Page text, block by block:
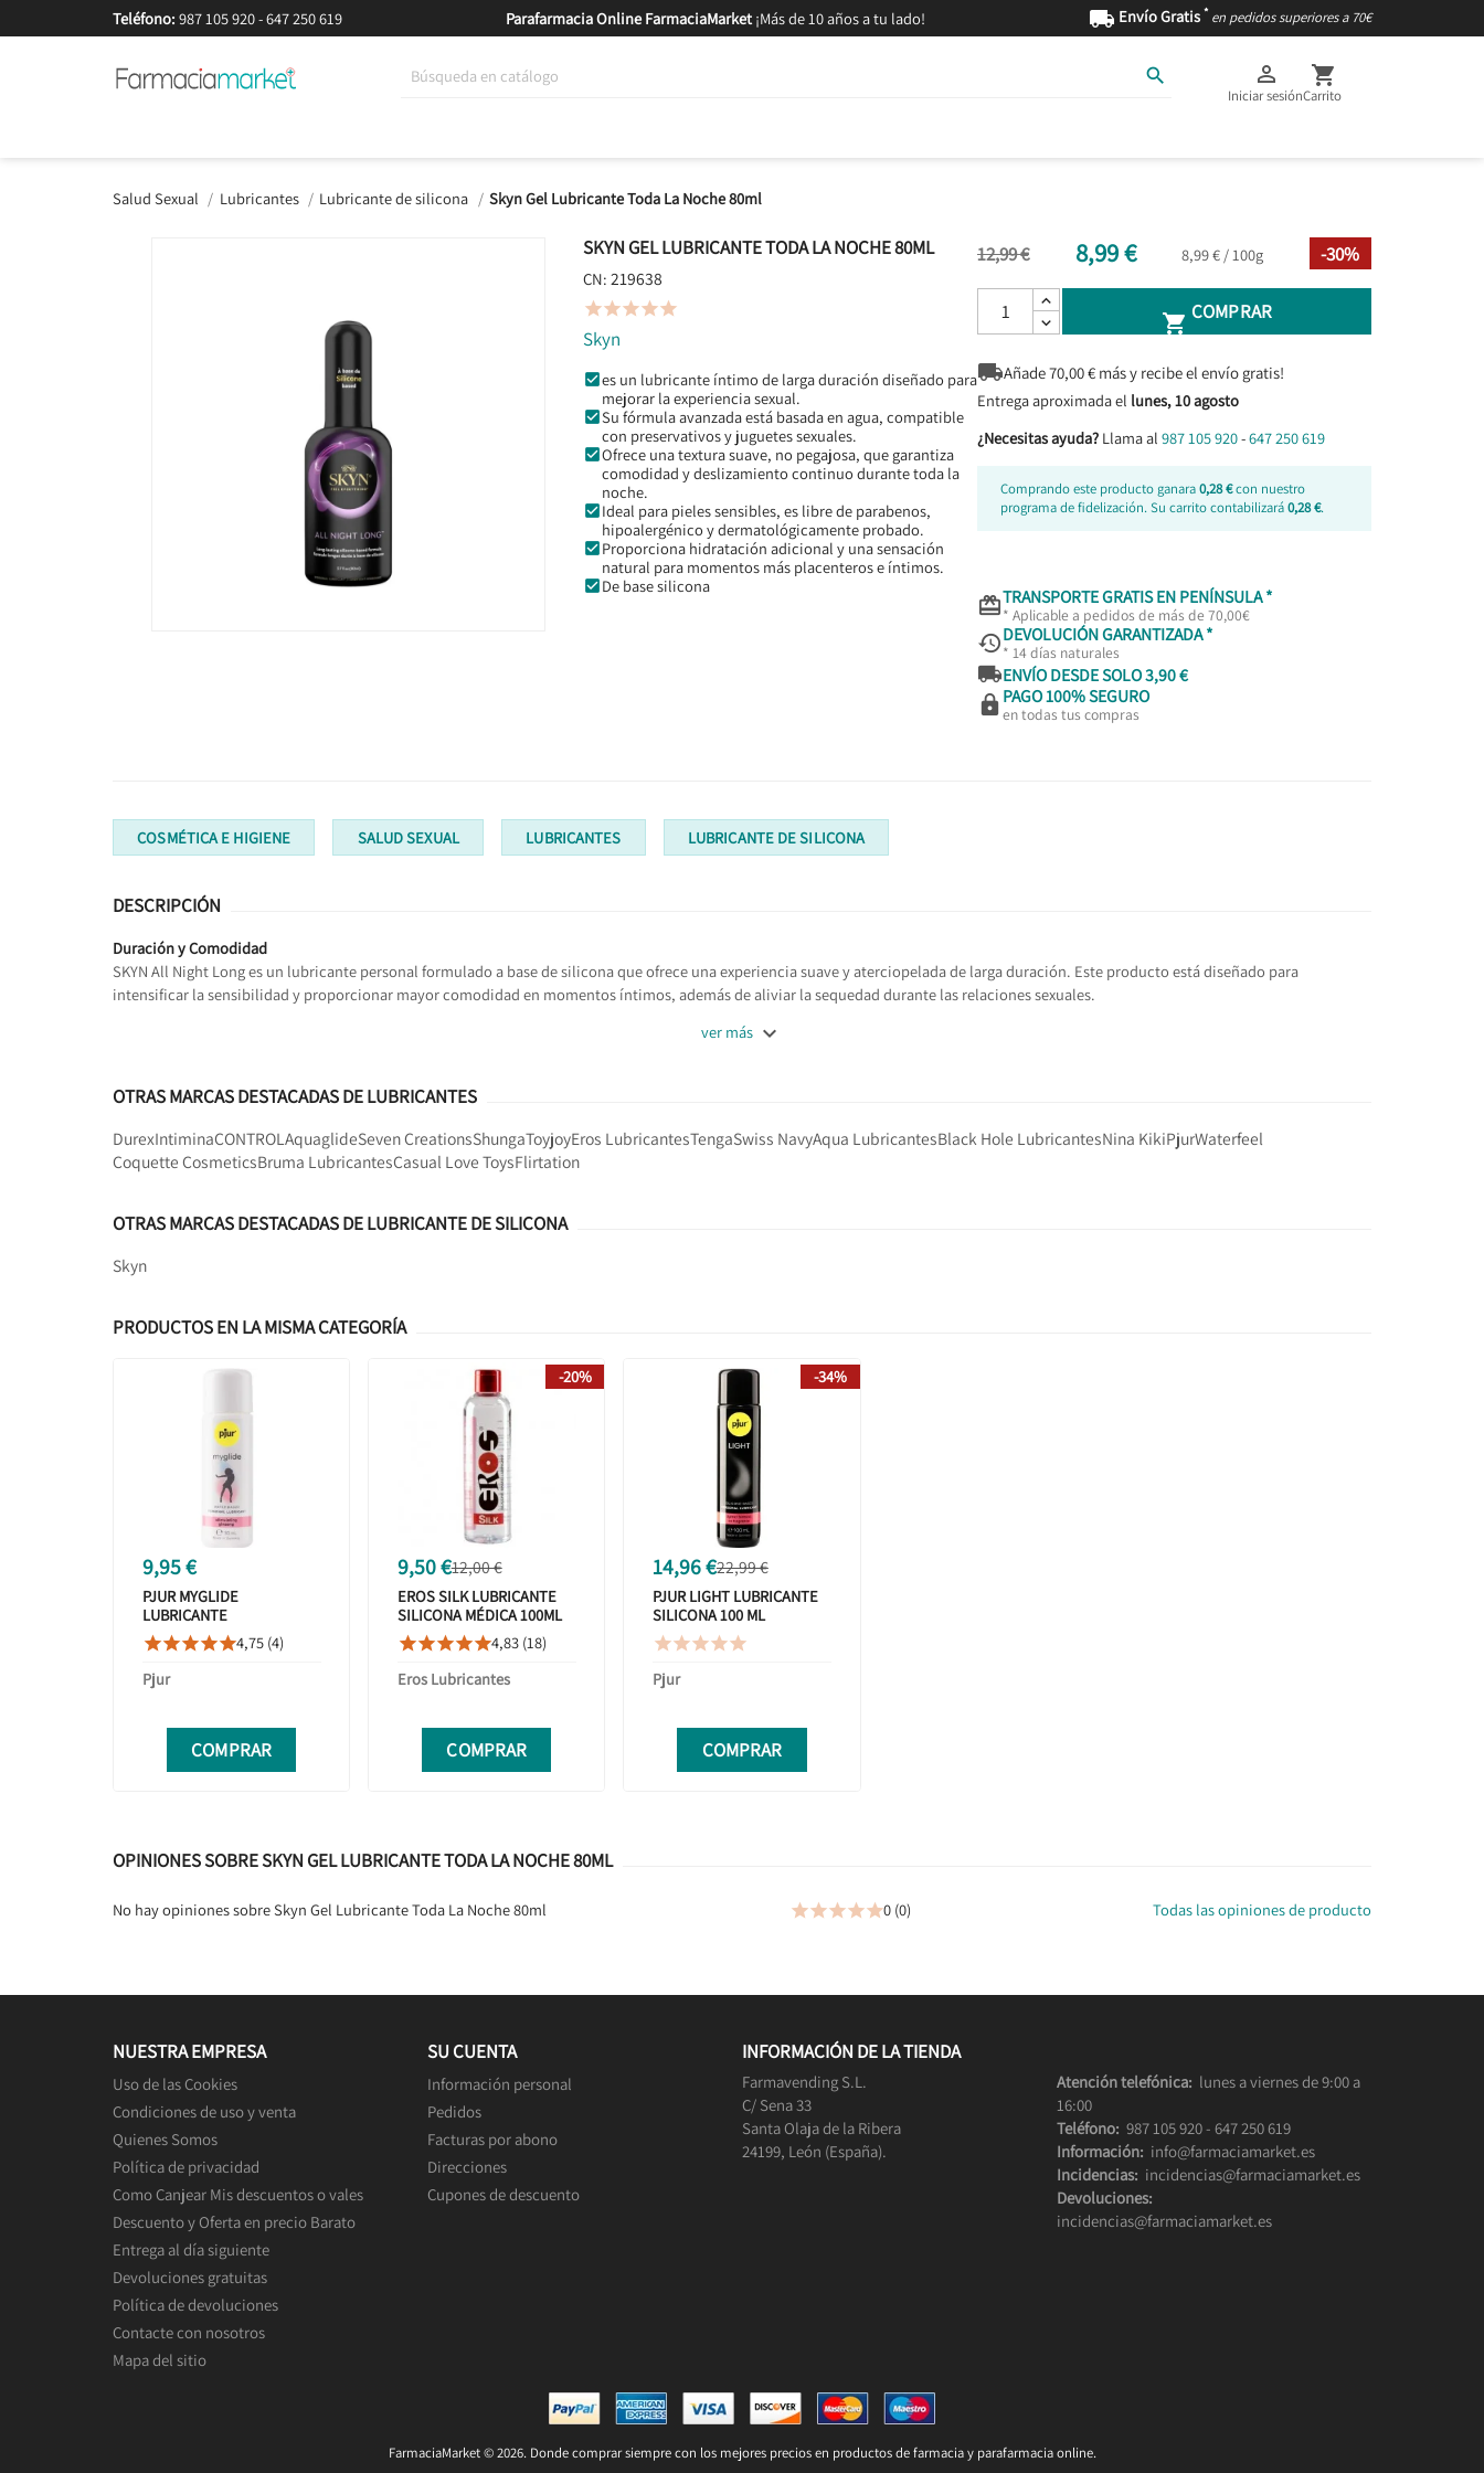
Teléfono: 987 105 920-647 250 619 Parafarmacia Online FarmaciaMarket¡Más de 10 años a tu lado!  Envío Gratis * en pedidos superiores a 70€
 
Iniciar sesión

Carrito
Salud Sexual Lubricantes Lubricante de silicona Skyn Gel Lubricante Toda La Noche 80ml
SKYN GEL LUBRICANTE TODA LA NOCHE 80ML
CN: 219638

Skyn
es un lubricante íntimo de larga duración diseñado para
mejorar la experiencia sexual.
Su fórmula avanzada está basada en agua, compatible
con preservativos y juguetes sexuales.
Ofrece una textura suave, no pegajosa, que garantiza
comodidad y deslizamiento continuo durante toda la
noche.
Ideal para pieles sensibles, es libre de parabenos,
hipoalergénico y dermatológicamente probado.
Proporciona hidratación adicional y una sensación
natural para momentos más placenteros e íntimos.
De base silicona
12,99 € 8,99 € 8,99 € / 100g -30%
 COMPRAR
Añade70,00€ más y recibe el envío gratis!
Entrega aproximada el lunes, 10 agosto
¿Necesitas ayuda? Llama al 987 105 920-647 250 619
Comprando este producto ganara0,28 €con nuestro
programa de fidelización. Su carrito contabilizará0,28 €.
TRANSPORTE GRATIS EN PENÍNSULA *
* Aplicable a pedidos de más de 70,00€
DEVOLUCIÓN GARANTIZADA *
* 14 días naturales
ENVÍO DESDE SOLO 3,90 €
 PAGO 100% SEGURO
en todas tus compras
COSMÉTICA E HIGIENE SALUD SEXUAL LUBRICANTES LUBRICANTE DE SILICONA
DESCRIPCIÓN
Duración y Comodidad
SKYN All Night Long es un lubricante personal formulado a base de silicona que ofrece una experiencia suave y aterciopelada de larga duración. Este producto está diseñado para
intensificar la sensibilidad y proporcionar mayor comodidad en momentos íntimos, además de aliviar la sequedad durante las relaciones sexuales.
ver más 
OTRAS MARCAS DESTACADAS DE LUBRICANTES
DurexIntiminaCONTROLAquaglideSeven CreationsShungaToyjoyEros LubricantesTengaSwiss NavyAqua LubricantesBlack Hole LubricantesNina KikiPjurWaterfeel
Coquette CosmeticsBruma LubricantesCasual Love ToysFlirtation
OTRAS MARCAS DESTACADAS DE LUBRICANTE DE SILICONA
Skyn
PRODUCTOS EN LA MISMA CATEGORÍA
9,95 €
PJUR MYGLIDE
LUBRICANTE
ESTIMULANTE EFECTO
CALOR 30 ML
4,75 (4)
Pjur
COMPRAR
9,50 €12,00 €
EROS SILK LUBRICANTE
SILICONA MÉDICA 100ML
4,83 (18)
Eros Lubricantes
COMPRAR
-20%
14,96 €22,99 €
PJUR LIGHT LUBRICANTE
SILICONA 100 ML

Pjur
COMPRAR
-34%
OPINIONES SOBRE SKYN GEL LUBRICANTE TODA LA NOCHE 80ML
No hay opiniones sobre Skyn Gel Lubricante Toda La Noche 80ml 0 (0) Todas las opiniones de producto
NUESTRA EMPRESA
Uso de las Cookies
Condiciones de uso y venta
Quienes Somos
Política de privacidad
Como Canjear Mis descuentos o vales
Descuento y Oferta en precio Barato
Entrega al día siguiente
Devoluciones gratuitas
Política de devoluciones
Contacte con nosotros
Mapa del sitio
SU CUENTA
Información personal
Pedidos
Facturas por abono
Direcciones
Cupones de descuento
INFORMACIÓN DE LA TIENDA
Farmavending S.L.
C/ Sena 33
Santa Olaja de la Ribera
24199, León (España).
Atención telefónica: lunes a viernes de 9:00 a
16:00
Teléfono: 987 105 920- 647 250 619
Información: info@farmaciamarket.es
Incidencias: incidencias@farmaciamarket.es
Devoluciones:
incidencias@farmaciamarket.es
FarmaciaMarket © 2026. Donde comprar siempre con los mejores precios en productos de farmacia y parafarmacia online.